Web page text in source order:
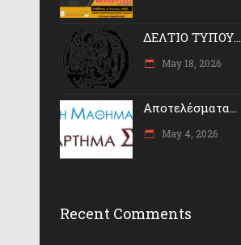
ΔΕΛΤΙΟ ΤΥΠΟΥ...
May 18, 2026
Αποτελέσματα...
May 4, 2026
Recent Comments